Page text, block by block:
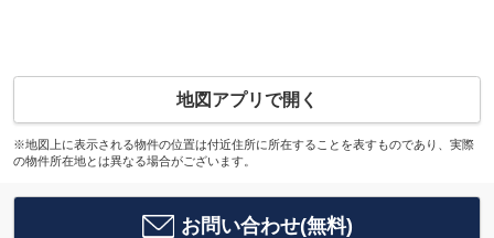
地図アプリで開く
※地図上に表示される物件の位置は付近住所に所在することを表すものであり、実際
の物件所在地とは異なる場合がございます。
お問い合わせ(無料)